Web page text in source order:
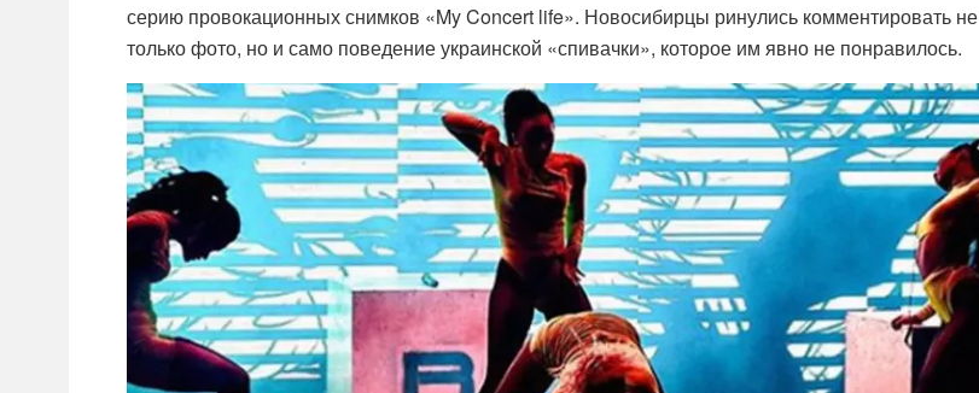
серию провокационных снимков «My Concert life». Новосибирцы ринулись комментировать не
только фото, но и само поведение украинской «спивачки», которое им явно не понравилось.